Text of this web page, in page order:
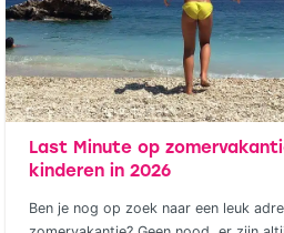
Last Minute op
kinderen in 2026
Ben je nog op zoek naar een leuk